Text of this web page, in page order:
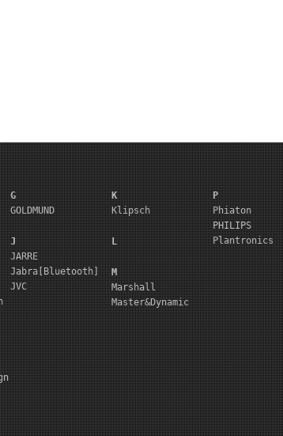
G
GOLDMUND
J
JARRE
Jabra[Bluetooth]
JVC
K
Klipsch
L
M
Marshall
Master&Dynamic
P
Phiaton
PHILIPS
Plantronics